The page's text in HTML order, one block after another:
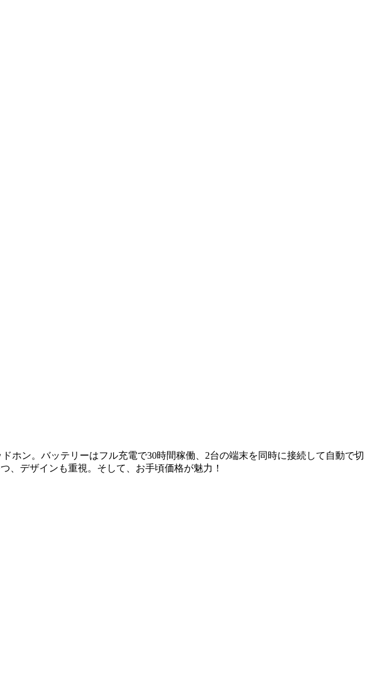
ホン。バッテリーはフル充電で30時間稼働、2台の端末を同時に接続して自動で切
、デザインも重視。そして、お手頃価格が魅力！